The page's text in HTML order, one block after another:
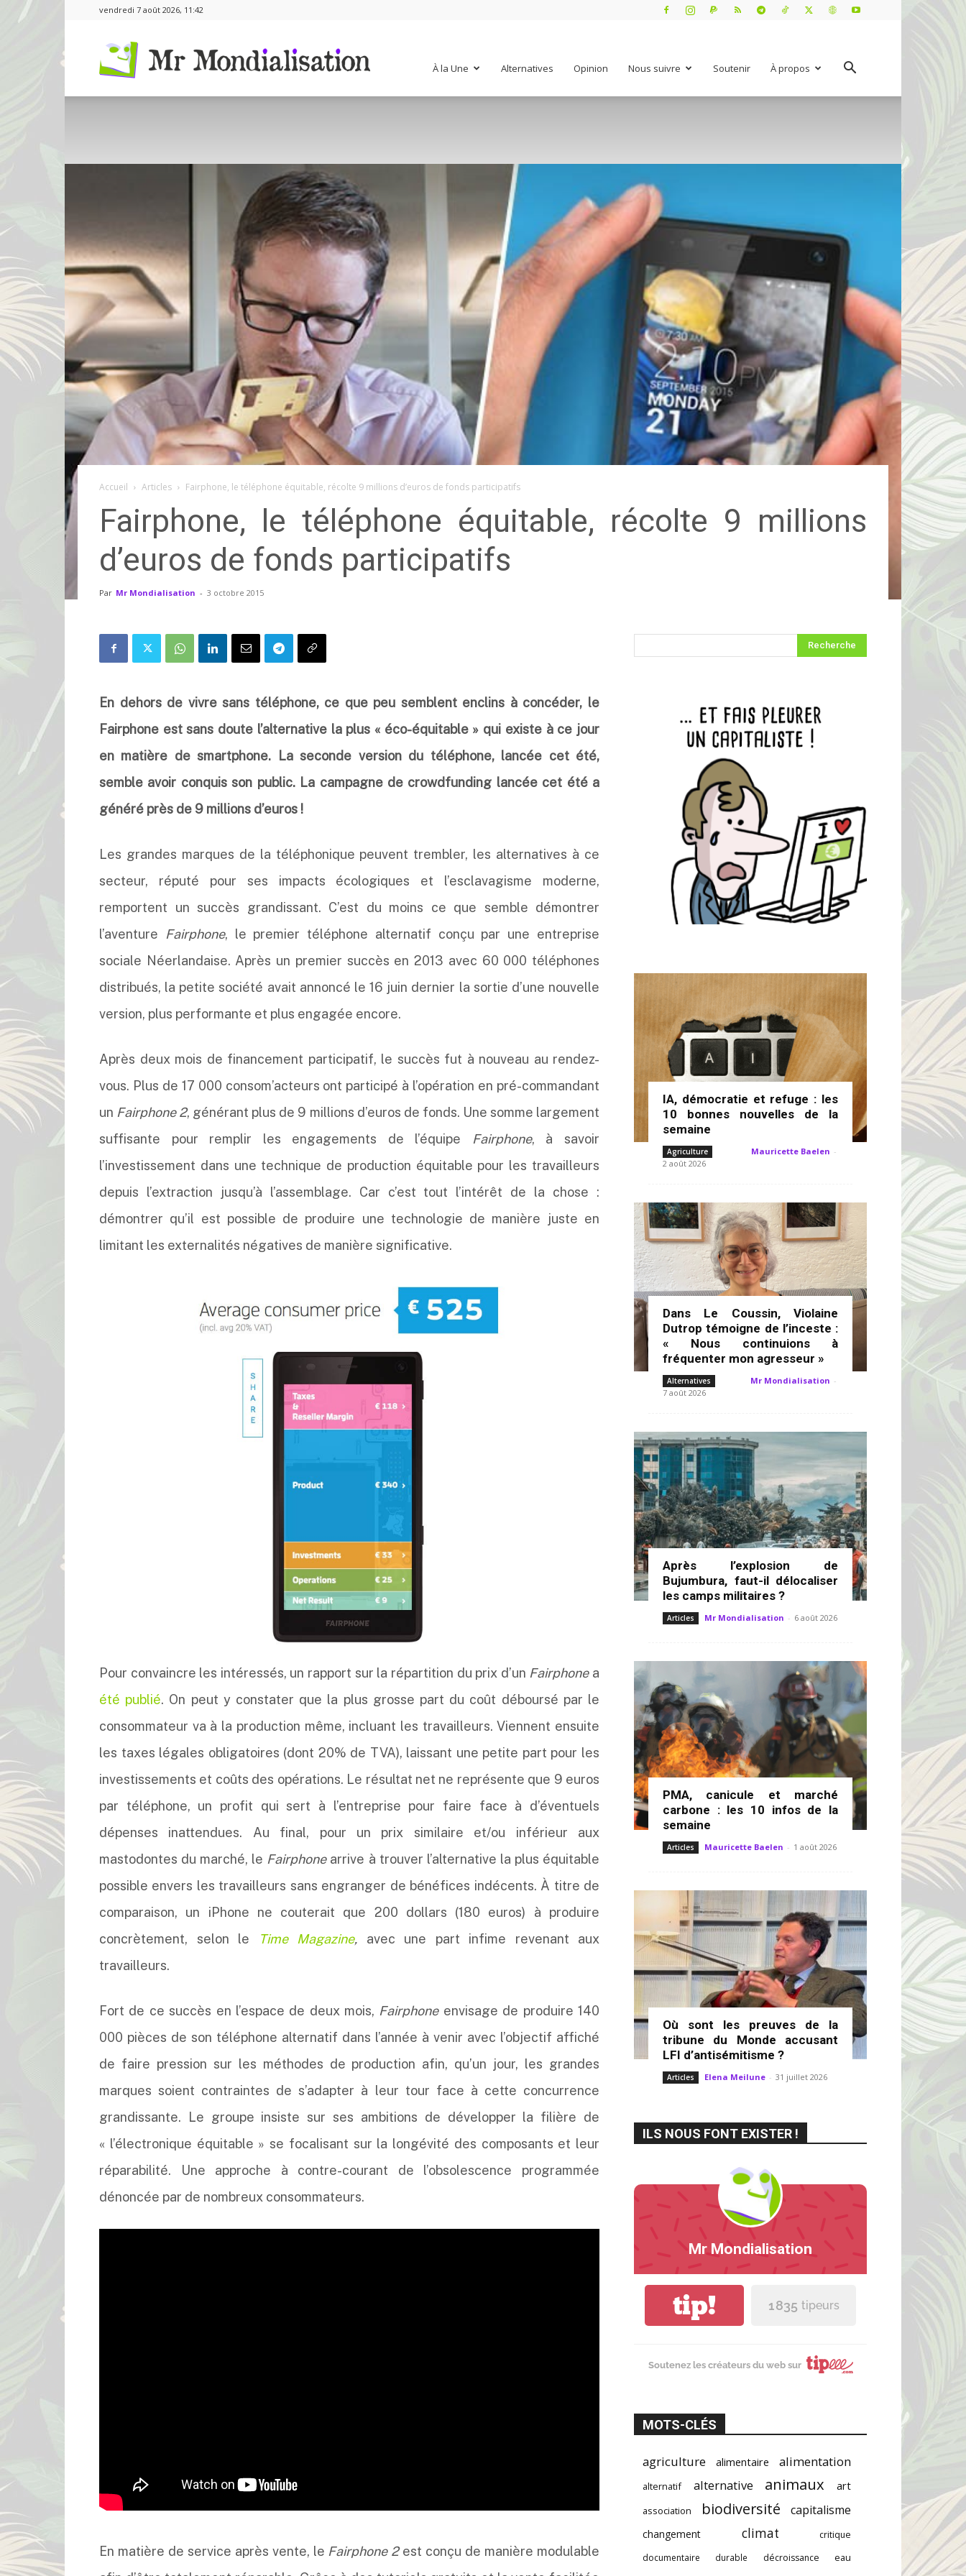
vendredi 7 août 2026, 11:42
À la Une Alternatives Opinion Nous suivre Soutenir À propos
Accueil Articles Fairphone, le téléphone équitable, récolte 9 millions d’euros de fonds participatifs
Fairphone, le téléphone équitable, récolte 9 millions
d’euros de fonds participatifs
Par Mr Mondialisation - 3 octobre 2015
En dehors de vivre sans téléphone, ce que peu semblent enclins à concéder, le
Fairphone est sans doute l’alternative la plus « éco-équitable » qui existe à ce jour
en matière de smartphone. La seconde version du téléphone, lancée cet été,
semble avoir conquis son public. La campagne de crowdfunding lancée cet été a
généré près de 9 millions d’euros !
Les grandes marques de la téléphonique peuvent trembler, les alternatives à ce
secteur, réputé pour ses impacts écologiques et l’esclavagisme moderne,
remportent un succès grandissant. C’est du moins ce que semble démontrer
l’aventure
Fairphone, le premier téléphone alternatif conçu par une entreprise
sociale Néerlandaise. Après un premier succès en 2013 avec 60 000 téléphones
distribués, la petite société avait annoncé le 16 juin dernier la sortie d’une nouvelle
version, plus performante et plus engagée encore.
Après deux mois de financement participatif, le succès fut à nouveau au rendez-
vous. Plus de 17 000 consom’acteurs ont participé à l’opération en pré-commandant
un Fairphone 2, générant plus de 9 millions d’euros de fonds. Une somme largement
suffisante pour remplir les engagements de l’équipe
Fairphone, à savoir
l’investissement dans une technique de production équitable pour les travailleurs
depuis l’extraction jusqu’à l’assemblage. Car c’est tout l’intérêt de la chose :
démontrer qu’il est possible de produire une technologie de manière juste en
limitant les externalités négatives de manière significative.
Pour convaincre les intéressés, un rapport sur la répartition du prix d’un Fairphonea
été publié. On peut y constater que la plus grosse part du coût déboursé par le
consommateur va à la production même, incluant les travailleurs. Viennent ensuite
les taxes légales obligatoires (dont 20% de TVA), laissant une petite part pour les
investissements et coûts des opérations. Le résultat net ne représente que 9 euros
par téléphone, un profit qui sert à l’entreprise pour faire face à d’éventuels
dépenses inattendues. Au final, pour un prix similaire et/ou inférieur aux
mastodontes du marché, le Fairphonearrive à trouver l’alternative la plus équitable
possible envers les travailleurs sans engranger de bénéfices indécents. À titre de
comparaison, un iPhone ne couterait que 200 dollars (180 euros) à produire
concrètement, selon le
Time Magazine, avec une part infime revenant aux
travailleurs.
Fort de ce succès en l’espace de deux mois, Fairphoneenvisage de produire 140
000 pièces de son téléphone alternatif dans l’année à venir avec l’objectif affiché
de faire pression sur les méthodes de production afin, qu’un jour, les grandes
marques soient contraintes de s’adapter à leur tour face à cette concurrence
grandissante. Le groupe insiste sur ses ambitions de développer la filière de
« l’électronique équitable » se focalisant sur la longévité des composants et leur
réparabilité. Une approche à contre-courant de l’obsolescence programmée
dénoncée par de nombreux consommateurs.
En matière de service après vente, le Fairphone 2est conçu de manière modulable
IA, démocratie et refuge : les
10 bonnes nouvelles de la
semaine
Agriculture Mauricette Baelen -
2 août 2026
Dans Le Coussin, Violaine
Dutrop témoigne de l’inceste :
« Nous continuions à
fréquenter mon agresseur »
Alternatives Mr Mondialisation -
7 août 2026
Après l’explosion de
Bujumbura, faut-il délocaliser
les camps militaires ?
Articles Mr Mondialisation - 6 août 2026
PMA, canicule et marché
carbone : les 10 infos de la
semaine
Articles Mauricette Baelen - 1 août 2026
Où sont les preuves de la
tribune du Monde accusant
LFI d’antisémitisme ?
Articles Elena Meilune - 31 juillet 2026
ILS NOUS FONT EXISTER !
Mr Mondialisation
tip! 1 835 tipeurs
Soutenez les créateurs du web sur
MOTS-CLÉS
agriculture alimentaire alimentation
alternatif alternative animaux art
association biodiversité capitalisme
changement climat
critique
documentaire
durable décroissance eau